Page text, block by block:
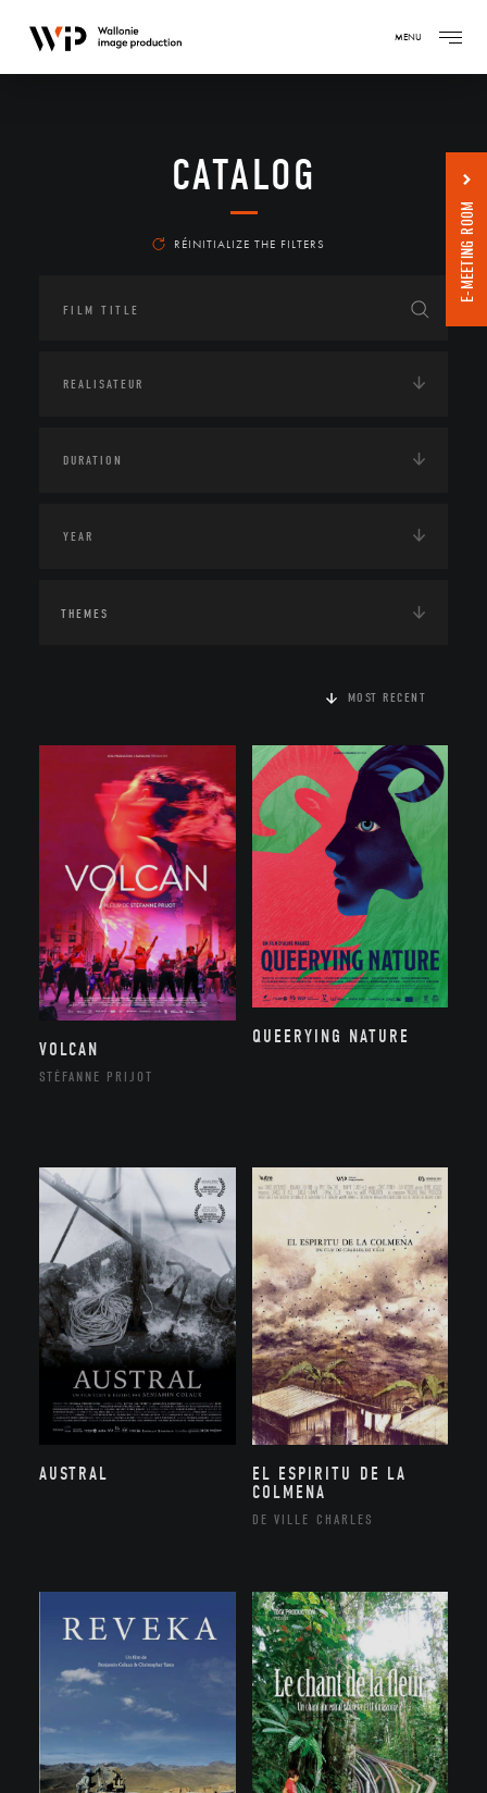
MENU
CATALOG
RÉINITIALIZE THE FILTERS
THEMES
MOST RECENT
VOLCAN
STÉFANNE PRIJOT
QUEERYING NATURE
AUSTRAL
EL ESPIRITU DE LA
COLMENA
DE VILLE CHARLES
E-MEETING ROOM